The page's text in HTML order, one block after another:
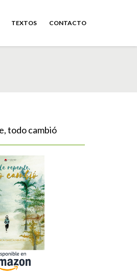
TEXTOS CONTACTO
todo cambió